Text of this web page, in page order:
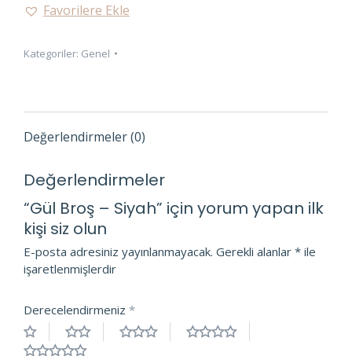
Siyah
Favorilere Ekle
Kategoriler: Genel
Değerlendirmeler (0)
Değerlendirmeler
“Gül Broş – Siyah” için yorum yapan ilk
kişi siz olun
E-posta adresiniz yayınlanmayacak. Gerekli alanlar * ile
işaretlenmişlerdir
Derecelendirmeniz *